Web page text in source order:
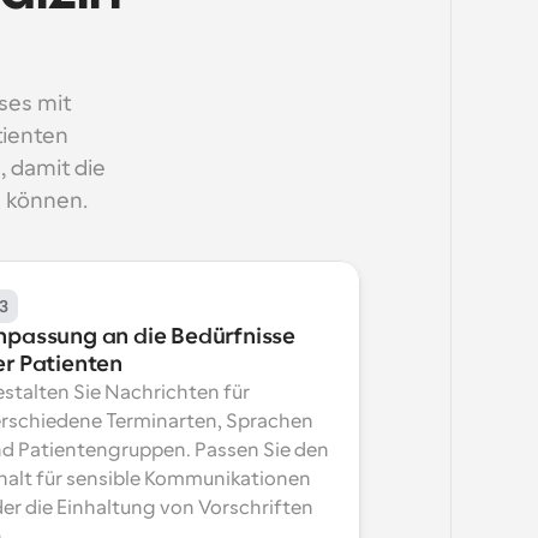
mit
damit die
an die Bedürfnisse
Patienten
Sie Nachrichten für
Terminarten, Sprachen
Patientengruppen. Passen Sie den
für sensible Kommunikationen
die Einhaltung von Vorschriften